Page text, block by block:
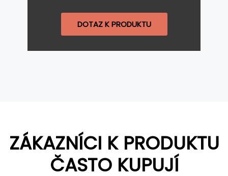
DOTAZ K PRODUKTU
ZÁKAZNÍCI K PRODUKTU
ČASTO KUPUJÍ